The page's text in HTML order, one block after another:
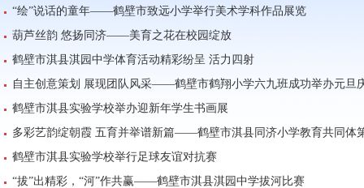
“绘”说话的童年——鹤壁市致远小学举行美术学科作品展览
葫芦丝韵 悠扬同济——美育之花在校园绽放
鹤壁市淇县淇园中学体育活动精彩纷呈 活力四射
自主创意策划 展现团队风采——鹤壁市鹤翔小学六九班成功举办元旦
鹤壁市淇县实验学校举办迎新年学生书画展
多彩艺韵绽朝霞 五育并举谱新篇——鹤壁市淇县同济小学教育共同体
鹤壁市淇县实验学校举行足球友谊对抗赛
“拔”出精彩，“河”作共赢——鹤壁市淇县淇园中学拔河比赛